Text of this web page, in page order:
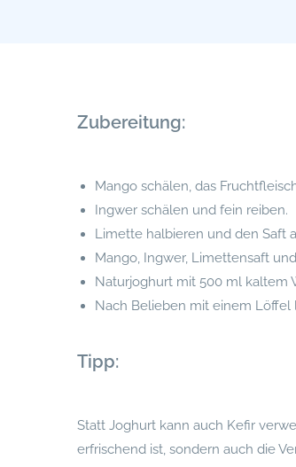
Zubereitung:
Mango schälen, das
Ingwer schälen und fein reiben.
Limette halbieren und den Saft
Mango, Ingwer, Limettensaft
Naturjoghurt mit 500 ml kaltem
Nach Belieben mit einem Löffel
Tipp:
Statt Joghurt kann auch Kefir
erfrischend ist, sondern auch die